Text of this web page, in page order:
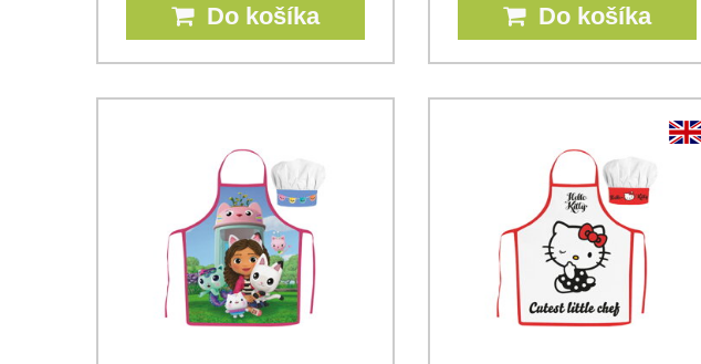
Do košíka Do košíka